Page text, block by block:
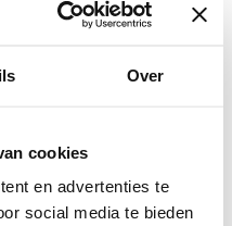
Over
cookies
en advertenties te
social media te bieden